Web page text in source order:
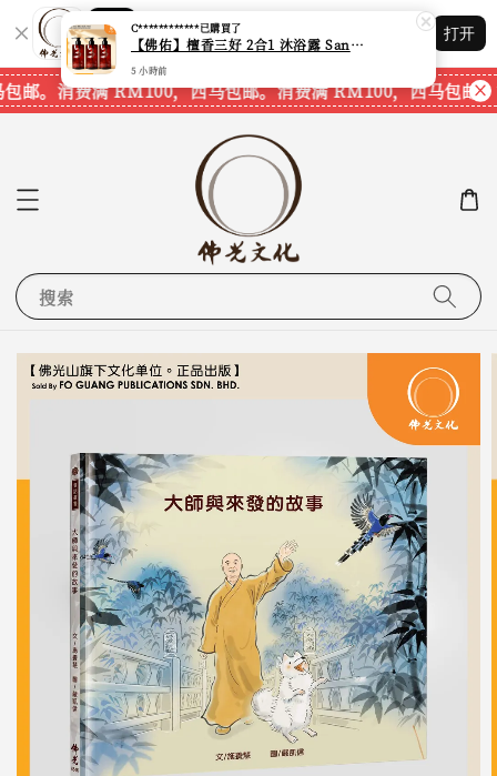
Shopping: 追踪您的订单
您信赖的商店
打开
邮。 消费满 RM100，西马包邮。消费满 RM100，西马包邮。
搜索
C************已購買了
【佛佑】檀香三好 2合1 沐浴露 Sandalwood Hair&Body Shampoo【1套3支】【750ml一支】【现货速发】
5 小時前